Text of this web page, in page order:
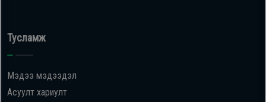
Тусламж
Мэдээ мэдээдэл
Асуулт хариулт